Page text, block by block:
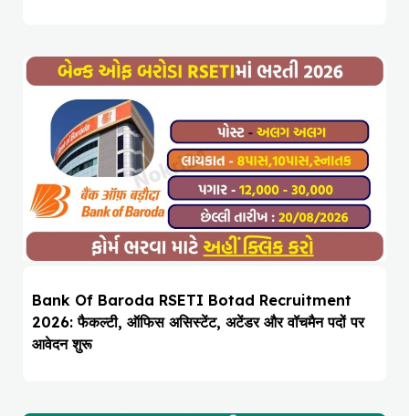
Bank Of Baroda RSETI Botad Recruitment
2026: फैकल्टी, ऑफिस असिस्टेंट, अटेंडर और वॉचमैन पदों पर
आवेदन शुरू